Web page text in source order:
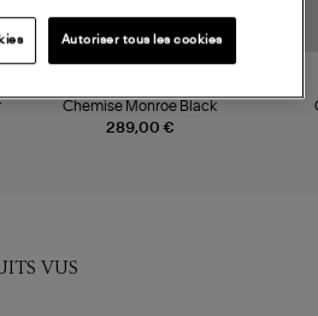
289,00 €
Chemise Monroe Black
VUS
Autoriser tous les cookies